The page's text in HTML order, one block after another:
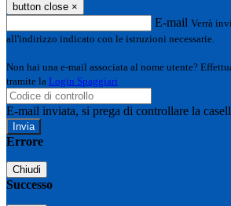
button close ×
E-mail Verrà
all'indirizzo indicato con le istruzioni necessarie.
Non hai una e-mail associata al nome utente?
tramite la Login Spaggiari
E-mail inviata, si prega di controllare la
Errore
Chiudi
Successo